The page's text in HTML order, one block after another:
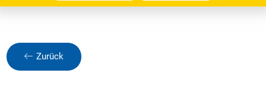
Zurück